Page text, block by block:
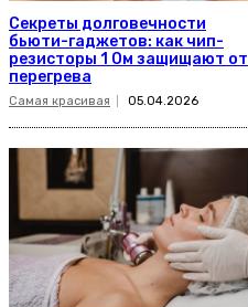
Секреты долговечности
бьюти-гаджетов: как чип-
резисторы 1 Ом защищают от
перегрева
Самая красивая 05.04.2026